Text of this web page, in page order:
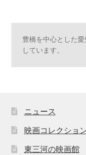
豊橋を中心とした
しています。
ニュース
映画コレクショ
東三河の映画館